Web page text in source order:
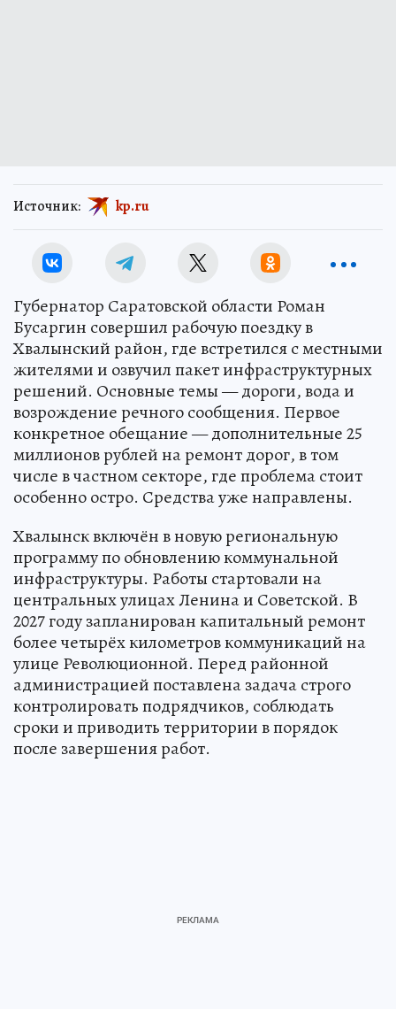
Источник: kp.ru
Губернатор Саратовской области Роман
Бусаргин совершил рабочую поездку в
Хвалынский район, где встретился с местными
жителями и озвучил пакет инфраструктурных
решений. Основные темы — дороги, вода и
возрождение речного сообщения. Первое
конкретное обещание — дополнительные 25
миллионов рублей на ремонт дорог, в том
числе в частном секторе, где проблема стоит
особенно остро. Средства уже направлены.
Хвалынск включён в новую региональную
программу по обновлению коммунальной
инфраструктуры. Работы стартовали на
центральных улицах Ленина и Советской. В
2027 году запланирован капитальный ремонт
более четырёх километров коммуникаций на
улице Революционной. Перед районной
администрацией поставлена задача строго
контролировать подрядчиков, соблюдать
сроки и приводить территории в порядок
после завершения работ.